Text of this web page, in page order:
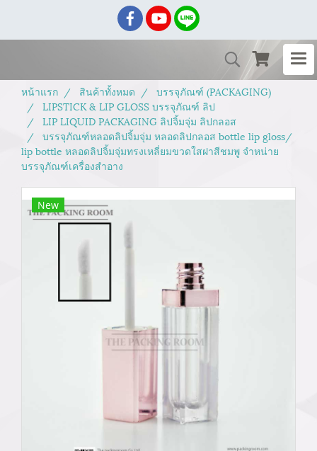
หน้าแรก สินค้าทั้งหมด
บรรจุภัณฑ์ (PACKAGING)
LIPSTICK & LIP GLOSS บรรจุภัณฑ์ ลิป
LIP LIQUID PACKAGING ลิปจิ้มจุ่ม ลิปกลอส
บรรจุภัณฑ์หลอดลิปจิ้มจุ่ม หลอดลิปกลอส bottle lip gloss/
lip bottle หลอดลิปจิ้มจุ่มทรงเหลี่ยมขวดใสฝาสีชมพู จำหน่าย
บรรจุภัณฑ์เครื่องสำอาง
New